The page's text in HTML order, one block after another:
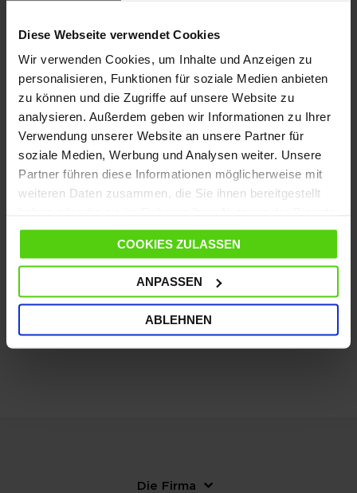
Diese Webseite verwendet Cookies
Wir verwenden Cookies, um Inhalte und Anzeigen zu
personalisieren, Funktionen für soziale Medien anbieten
zu können und die Zugriffe auf unsere Website zu
analysieren. Außerdem geben wir Informationen zu Ihrer
Verwendung unserer Website an unsere Partner für
soziale Medien, Werbung und Analysen weiter. Unsere
Partner führen diese Informationen möglicherweise mit
weiteren Daten zusammen, die Sie ihnen bereitgestellt
gesammelt haben.
COOKIES ZULASSEN
ANPASSEN
ABLEHNEN
besuchen Sie die SeiteKundendienst
Vom 10. bis zum 14. August wird der Versand
ausgesetzt; ab dem 17. August läuft er wieder wie
gewohnt weiter.
DETAILS
SPEZIFIKATIONEN
WEITERE NÜTZLICHE INFORMATIONEN
Die Firma